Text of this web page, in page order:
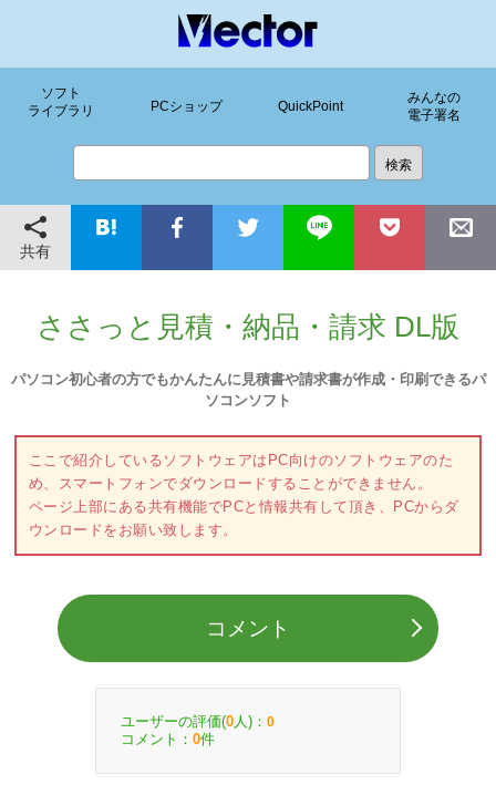
ソフト
ライブラリ
PCショップ QuickPoint
みんなの
電子署名
共有
ささっと見積・納品・請求 DL版
パソコン初心者の方でもかんたんに見積書や請求書が作成・印刷できるパ
ソコンソフト
ここで紹介しているソフトウェアはPC向けのソフトウェアのた
め、スマートフォンでダウンロードすることができません。
ページ上部にある共有機能でPCと情報共有して頂き、PCからダ
ウンロードをお願い致します。
コメント
ユーザーの評価(0 人)： 0
コメント： 0件